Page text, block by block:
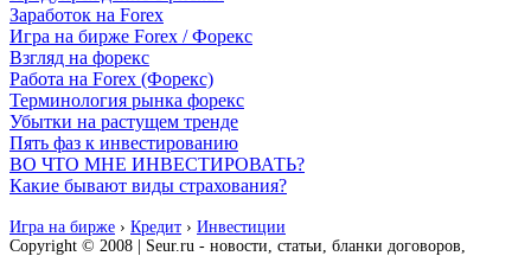
Заработок на Forex
Игра на бирже Forex / Форекс
Взгляд на форекс
Работа на Forex (Форекс)
Терминология рынка форекс
Убытки на растущем тренде
Пять фаз к инвестированию
ВО ЧТО МНЕ ИНВЕСТИРОВАТЬ?
Какие бывают виды страхования?
Игра на бирже › Кредит › Инвестиции
Copyright © 2008 | Seur.ru - новости, статьи, бланки договоров,